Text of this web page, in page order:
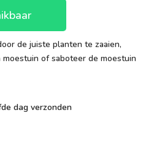
de juiste planten te zaaien,
of saboteer de moestuin
dag verzonden